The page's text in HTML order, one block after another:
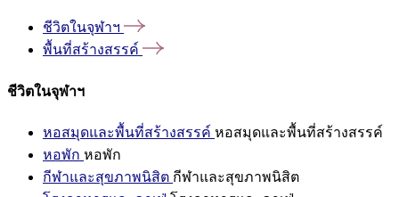
ชีวิตในจุฬาฯ
พื้นที่สร้างสรรค์
ชีวิตในจุฬาฯ
หอสมุดและพื้นที่สร้างสรรค์ หอสมุดและพื้นที่สร้างสรรค์
หอพัก หอพัก
กีฬาและสุขภาพนิสิต กีฬาและสุขภาพนิสิต